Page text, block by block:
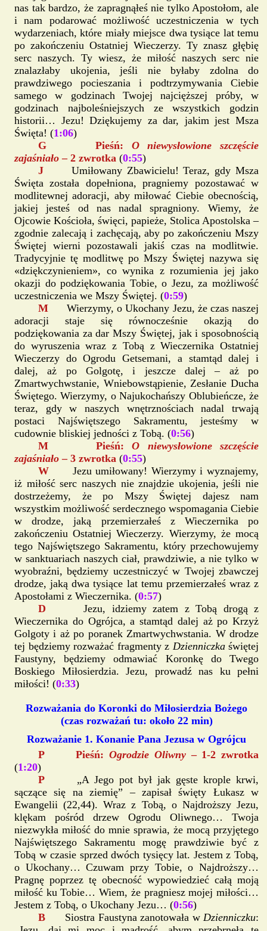
nas tak bardzo, że zapragnąłeś nie tylko Apostołom, ale
i nam podarować możliwość uczestniczenia w tych
wydarzeniach, które miały miejsce dwa tysiące lat temu
po zakończeniu Ostatniej Wieczerzy. Ty znasz głębię
serc naszych. Ty wiesz, że miłość naszych serc nie
znalazłaby ukojenia, jeśli nie byłaby zdolna do
prawdziwego pocieszania i podtrzymywania Ciebie
samego w godzinach Twojej najcięższej próby, w
godzinach najboleśniejszych ze wszystkich godzin
historii… Jezu! Dziękujemy za dar, jakim jest Msza
Święta! (1:06)
G Pieśń: O niewysłowione szczęście
zajaśniało– 2 zwrotka (0:55)
J Umiłowany Zbawicielu! Teraz, gdy Msza
Święta została dopełniona, pragniemy pozostawać w
modlitewnej adoracji, aby miłować Ciebie obecnością,
jakiej jesteś od nas nadal spragniony. Wiemy, że
Ojcowie Kościoła, święci, papieże, Stolica Apostolska –
zgodnie zalecają i zachęcają, aby po zakończeniu Mszy
Świętej wierni pozostawali jakiś czas na modlitwie.
Tradycyjnie tę modlitwę po Mszy Świętej nazywa się
«dziękczynieniem», co wynika z rozumienia jej jako
okazji do podziękowania Tobie, o Jezu, za możliwość
uczestniczenia we Mszy Świętej. (0:59)
M Wierzymy, o Ukochany Jezu, że czas naszej
adoracji staje się równocześnie okazją do
podziękowania za dar Mszy Świętej, jak i sposobnością
do wyruszenia wraz z Tobą z Wieczernika Ostatniej
Wieczerzy do Ogrodu Getsemani, a stamtąd dalej i
dalej, aż po Golgotę, i jeszcze dalej – aż po
Zmartwychwstanie, Wniebowstąpienie, Zesłanie Ducha
Świętego. Wierzymy, o Najukochańszy Oblubieńcze, że
teraz, gdy w naszych wnętrznościach nadal trwają
postaci Najświętszego Sakramentu, jesteśmy w
cudownie bliskiej jedności z Tobą. (0:56)
M Pieśń:O niewysłowione szczęście
zajaśniało– 3 zwrotka (0:55)
W Jezu umiłowany! Wierzymy i wyznajemy,
iż miłość serc naszych nie znajdzie ukojenia, jeśli nie
dostrzeżemy, że po Mszy Świętej dajesz nam
wszystkim możliwość serdecznego wspomagania Ciebie
w drodze, jaką przemierzałeś z Wieczernika po
zakończeniu Ostatniej Wieczerzy. Wierzymy, że mocą
tego Najświętszego Sakramentu, który przechowujemy
w sanktuariach naszych ciał, prawdziwie, a nie tylko w
wyobraźni, będziemy uczestniczyć w Twojej zbawczej
drodze, jaką dwa tysiące lat temu przemierzałeś wraz z
Apostołami z Wieczernika. (0:57)
D Jezu, idziemy zatem z Tobą drogą z
Wieczernika do Ogrójca, a stamtąd dalej aż po Krzyż
Golgoty i aż po poranek Zmartwychwstania. W drodze
tej będziemy rozważać fragmenty z Dzienniczka świętej
Faustyny, będziemy odmawiać Koronkę do Twego
Boskiego Miłosierdzia. Jezu, prowadź nas ku pełni
miłości! (0:33)
Rozważania do Koronki do Miłosierdzia Bożego
(czas rozważań tu: około 22 min)
Rozważanie 1. Konanie Pana Jezusa w Ogrójcu
P Pieśń:Ogrodzie Oliwny– 1-2 zwrotka
(1:20)
P „A Jego pot był jak gęste krople krwi,
sączące się na ziemię” – zapisał święty Łukasz w
Ewangelii (22,44). Wraz z Tobą, o Najdroższy Jezu,
klękam pośród drzew Ogrodu Oliwnego… Twoja
niezwykła miłość do mnie sprawia, że mocą przyjętego
Najświętszego Sakramentu mogę prawdziwie być z
Tobą w czasie sprzed dwóch tysięcy lat. Jestem z Tobą,
o Ukochany… Czuwam przy Tobie, o Najdroższy…
Pragnę poprzez tę obecność wypowiedzieć całą moją
miłość ku Tobie… Wiem, że pragniesz mojej miłości…
Jestem z Tobą, o Ukochany Jezu… (0:56)
B Siostra Faustyna zanotowała w Dzienniczku: